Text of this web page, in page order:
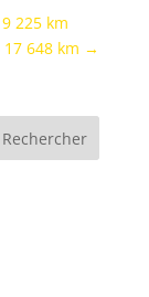
225 km
17 648 km →